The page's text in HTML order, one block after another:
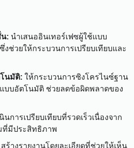
: นำเสนออินเทอร์เฟซผู้ใช้แบบ
งช่วยให้กระบวนการเปรียบเทียบและ
นมัติ: ให้กระบวนการซิงโครไนซ์ฐาน
บบอัตโนมัติ ช่วยลดข้อผิดพลาดของ
นการเปรียบเทียบที่รวดเร็วเนื่องจาก
ที่มีประสิทธิภาพ
สร้างรายงานโดยละเอียดที่ช่วยให้เห็น